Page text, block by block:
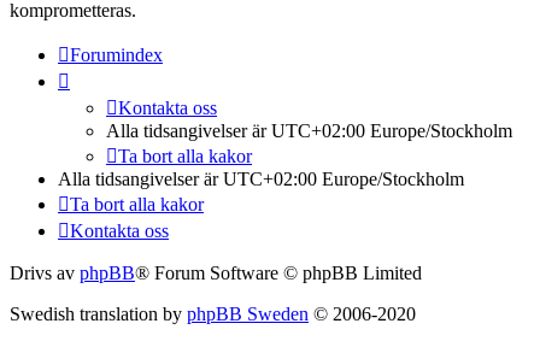
komprometteras.
Forumindex
Kontakta oss
Alla tidsangivelser är UTC+02:00 Europe/Stockholm
Ta bort alla kakor
Alla tidsangivelser är UTC+02:00 Europe/Stockholm
Ta bort alla kakor
Kontakta oss
Drivs av phpBB® Forum Software © phpBB Limited
Swedish translation by phpBB Sweden © 2006-2020